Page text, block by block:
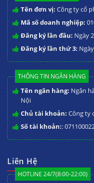
Tên đơn vị: Công ty cổ
Mã số doanh nghiệp:
Đăng ký lần đầu: Ngày
Đăng ký lần thứ 3:
THÔNG TIN NGÂN HÀNG
Tên ngân hàng: Ngân
Nội
Chủ tài khoản: Công ty
Số tài khoản::
Liên Hệ
HOTLINE 24/7(8:00-22:00)